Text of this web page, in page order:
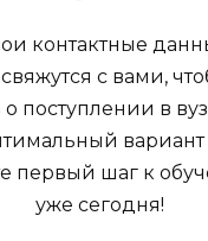
контактные
с вами,
о поступлении в
первый шаг к
уже сегодня!